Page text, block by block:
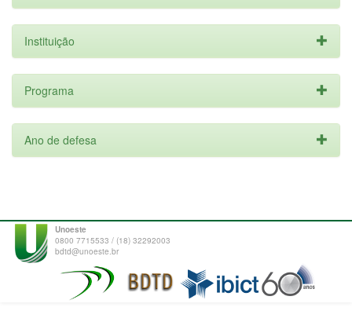
Instituição
Programa
Ano de defesa
Unoeste
0800 7715533 / (18) 32292003
bdtd@unoeste.br